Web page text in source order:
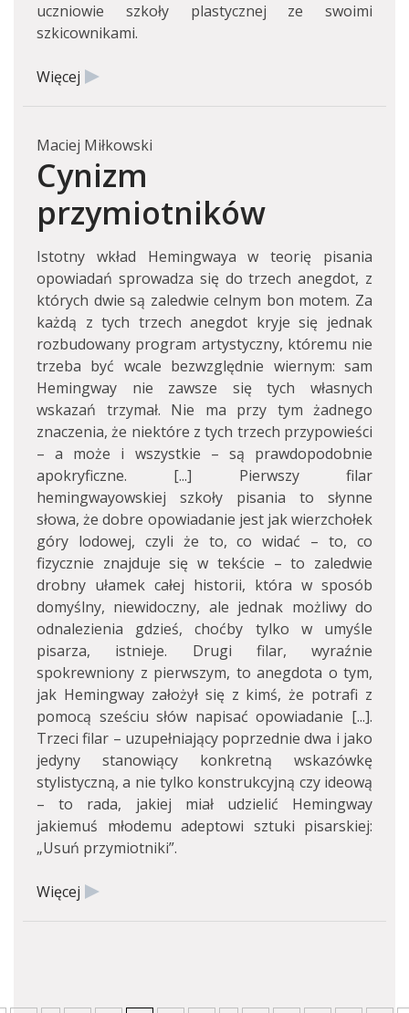
uczniowie szkoły plastycznej ze swoimi
szkicownikami.
Więcej
Maciej Miłkowski
Cynizm
przymiotników
Istotny wkład Hemingwaya w teorię pisania
opowiadań sprowadza się do trzech anegdot, z
których dwie są zaledwie celnym bon motem. Za
każdą z tych trzech anegdot kryje się jednak
rozbudowany program artystyczny, któremu nie
trzeba być wcale bezwzględnie wiernym: sam
Hemingway nie zawsze się tych własnych
wskazań trzymał. Nie ma przy tym żadnego
znaczenia, że niektóre z tych trzech przypowieści
– a może i wszystkie – są prawdopodobnie
apokryficzne. [...] Pierwszy filar
hemingwayowskiej szkoły pisania to słynne
słowa, że dobre opowiadanie jest jak wierzchołek
góry lodowej, czyli że to, co widać – to, co
fizycznie znajduje się w tekście – to zaledwie
drobny ułamek całej historii, która w sposób
domyślny, niewidoczny, ale jednak możliwy do
odnalezienia gdzieś, choćby tylko w umyśle
pisarza, istnieje. Drugi filar, wyraźnie
spokrewniony z pierwszym, to anegdota o tym,
jak Hemingway założył się z kimś, że potrafi z
pomocą sześciu słów napisać opowiadanie [...].
Trzeci filar – uzupełniający poprzednie dwa i jako
jedyny stanowiący konkretną wskazówkę
stylistyczną, a nie tylko konstrukcyjną czy ideową
– to rada, jakiej miał udzielić Hemingway
jakiemuś młodemu adeptowi sztuki pisarskiej:
„Usuń przymiotniki”.
Więcej